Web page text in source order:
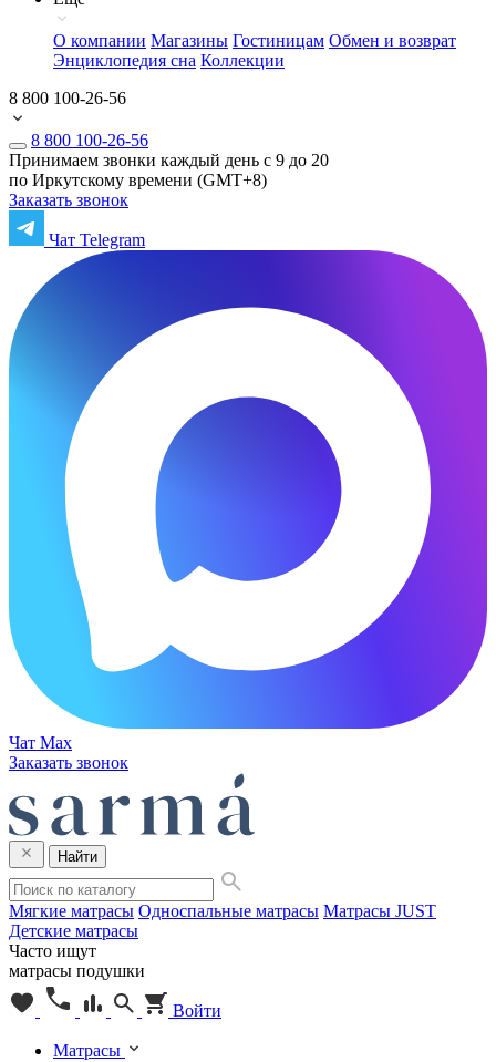
О компании Магазины Гостиницам Обмен и возврат
Энциклопедия сна Коллекции
8 800 100-26-56
8 800 100-26-56
Принимаем звонки каждый день с 9 до 20
по Иркутскому времени (GMT+8)
Заказать звонок
Чат Telegram
Чат Max
Заказать звонок
Найти
Мягкие матрасы Односпальные матрасы Матрасы JUST
Детские матрасы
Часто ищут
матрасы подушки
Войти
Матрасы